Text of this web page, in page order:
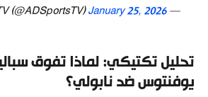
— ADSportsTV (@ADSportsTV)
January 25, 2026
تحليل تكتيكي: لماذا تفوق
يوفنتوس ضد نابولي؟